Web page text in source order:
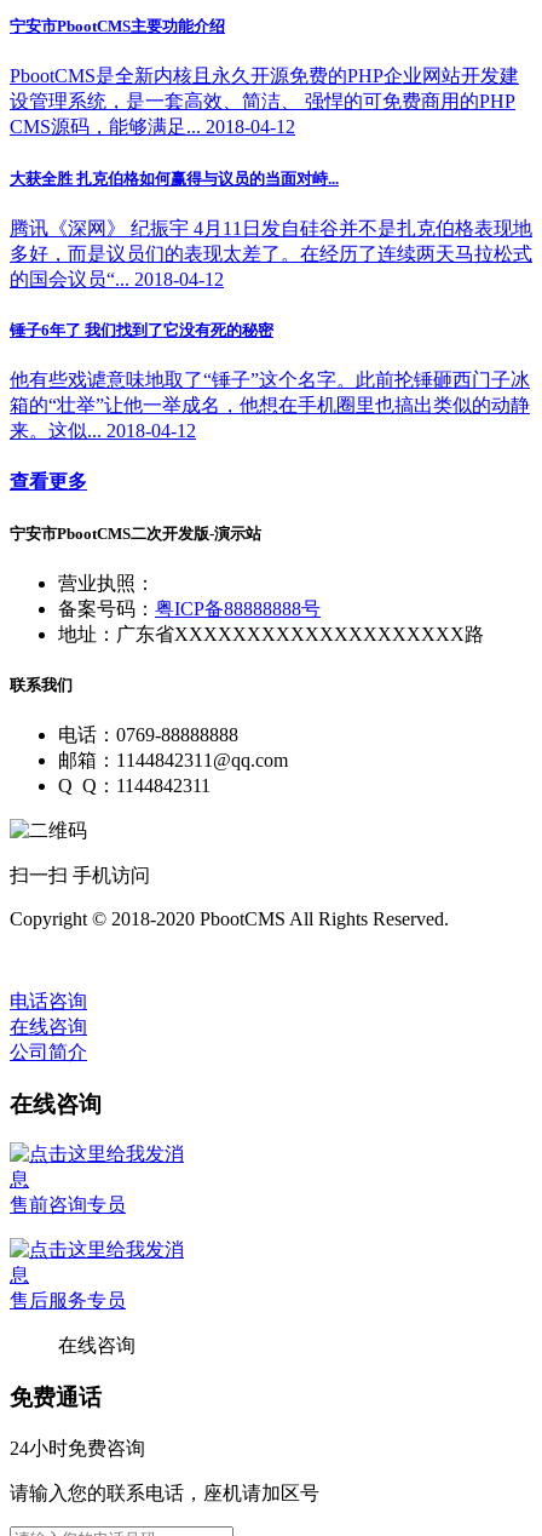
宁安市PbootCMS主要功能介绍
PbootCMS是全新内核且永久开源免费的PHP企业网站开发建
设管理系统，是一套高效、简洁、 强悍的可免费商用的PHP
CMS源码，能够满足... 2018-04-12
大获全胜 扎克伯格如何赢得与议员的当面对峙...
腾讯《深网》 纪振宇 4月11日发自硅谷并不是扎克伯格表现地
多好，而是议员们的表现太差了。在经历了连续两天马拉松式
的国会议员“... 2018-04-12
锤子6年了 我们找到了它没有死的秘密
他有些戏谑意味地取了“锤子”这个名字。此前抡锤砸西门子冰
箱的“壮举”让他一举成名，他想在手机圈里也搞出类似的动静
来。这似... 2018-04-12
查看更多
宁安市PbootCMS二次开发版-演示站
营业执照：
备案号码： 粤ICP备88888888号
地址：广东省XXXXXXXXXXXXXXXXXXXX路
联系我们
电话：0769-88888888
邮箱：1144842311@qq.com
Q Q：1144842311
扫一扫 手机访问
Copyright © 2018-2020 PbootCMS All Rights Reserved.
电话咨询
在线咨询
公司简介
在线咨询
售前咨询专员
售后服务专员
在线咨询
免费通话
24小时免费咨询
请输入您的联系电话，座机请加区号